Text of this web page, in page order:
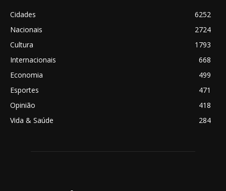
Cidades
6252
Nacionais
2724
Cultura
1793
Internacionais
668
Economia
499
Esportes
471
Opinião
418
Vida & Saúde
284